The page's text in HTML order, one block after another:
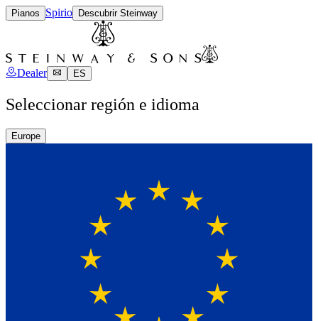
Pianos Spirio Descubrir Steinway
Dealer ES
Seleccionar región e idioma
Europe